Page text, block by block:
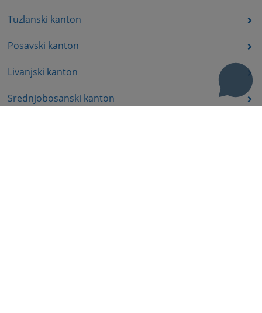
Tuzlanski kanton
Posavski kanton
Livanjski kanton
Srednjobosanski kanton